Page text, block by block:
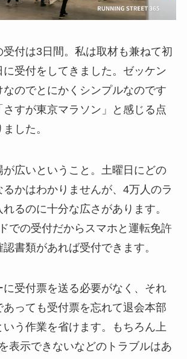
付は3日間。私は取材も兼ねて初
に受付をしてきました。ゼッケン
なのでとにかくシンプルなのです
すが東京マラソン」と感じる点
した。
が広いということ。土曜日にどの
るかはわかりませんが、4万人のラ
るのに十分な広さがあります。
での受付だからスマホと運転免許
書類があれば受付できます。
受付票を送る必要がなく、それ
あっても受付票を忘れて退会本部
いう作業を省けます。もちろん上
表示できないなどのトラブルはあ